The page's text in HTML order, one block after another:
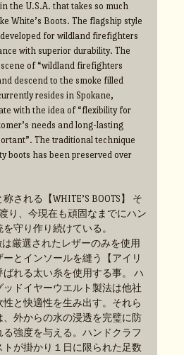
the U.S.A. that takes so much
White’s Boots. The flagship style
developed for wildland firefighters
with superior durability. The
of “wildland firefighters
descend to the smoke filled
resides in Spokane,
with the idea of “flexibility for
needs and long-lasting
The traditional technique
boots has been preserved over
される【WHITE’S BOOTS】 そ
り、今現在も頑固なまでにハン
守り作り続けている。
は厳選されたレザーのみを使用
とインソールを縫う【アイリ
れる太い糸を使用する事。 ハ
ッドイヤーウエルト製法は他社
と快適性を生み出す。それら
外からの水の浸透を完璧に防
強度を与える。ハンドクラフ
トが掛かり１日に限られた足数